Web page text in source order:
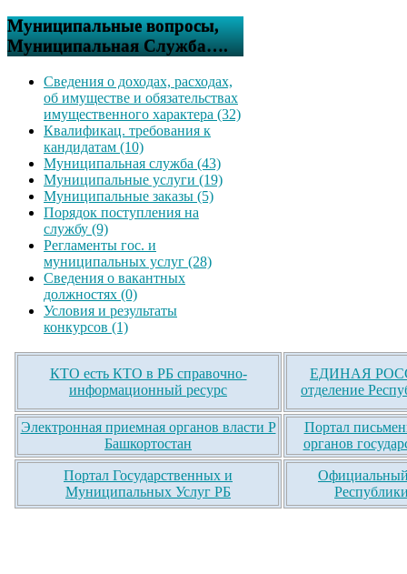
Муниципальные вопросы,
Муниципальная Служба….
Сведения о доходах, расходах,
об имуществе и обязательствах
имущественного характера (32)
Квалификац. требования к
кандидатам (10)
Муниципальная служба (43)
Муниципальные услуги (19)
Муниципальные заказы (5)
Порядок поступления на
службу (9)
Регламенты гос. и
муниципальных услуг (28)
Сведения о вакантных
должностях (0)
Условия и результаты
конкурсов (1)
КТО есть КТО в РБ справочно-
информационный ресурс
ЕДИНАЯ
отделение
Электронная приемная органов власти Р
Башкортостан
Портал
органов
Портал Государственных и
Муниципальных Услуг РБ
Официальный